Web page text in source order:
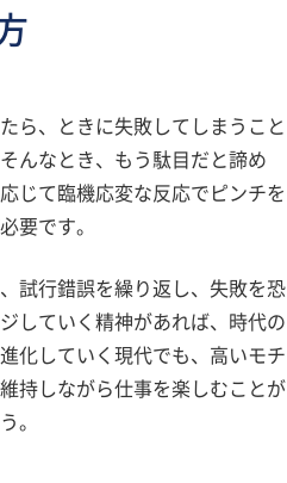
ら、ときに失敗してしまうこと
んなとき、もう駄目だと諦め
じて臨機応変な反応でピンチを
要です。
試行錯誤を繰り返し、失敗を恐
していく精神があれば、時代の
化していく現代でも、高いモチ
持しながら仕事を楽しむことが
。